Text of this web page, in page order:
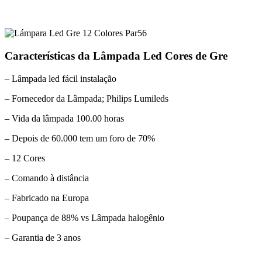
Características da Lâmpada Led Cores de Gre
– Lâmpada led fácil instalação
– Fornecedor da Lâmpada; Philips Lumileds
– Vida da lâmpada 100.00 horas
– Depois de 60.000 tem um foro de 70%
– 12 Cores
– Comando à distância
– Fabricado na Europa
– Poupança de 88% vs Lâmpada halogênio
– Garantia de 3 anos